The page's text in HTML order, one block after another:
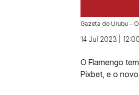
Gazeta do Urubu –
14 Jul 2023 | 12:00
O Flamengo
Pixbet, e o